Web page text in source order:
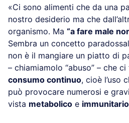
«Ci sono alimenti che da una
nostro desiderio ma che
organismo. Ma “a fare male
Sembra un concetto
non è il mangiare un piatto di
– chiamiamolo “abuso” – che
consumo continuo, cioè l’uso
può provocare numerosi e
vista metabolico e immunitario